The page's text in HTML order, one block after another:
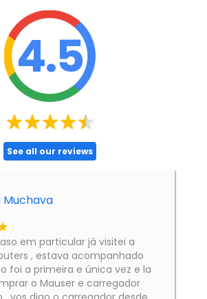
4.5
See all our reviews
Muchava
em particular já visitei a
, estava acompanhado
foi a primeira e única vez e la
o Mauser e carregador